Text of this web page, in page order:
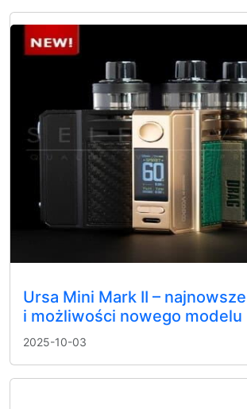
Ursa Mini Mark II –
i możliwości nowego modelu
2025-10-03